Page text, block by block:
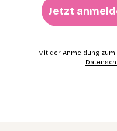
Jetzt
Mit der Anmeldung